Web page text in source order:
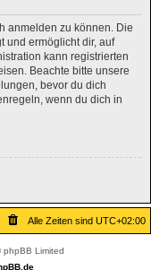
anmelden zu können. Die
und ermöglicht dir, auf
kann registrierten
Beachte bitte unsere
bevor du dich
wenn du dich in
Alle Zeiten sind UTC+02:00
Limited